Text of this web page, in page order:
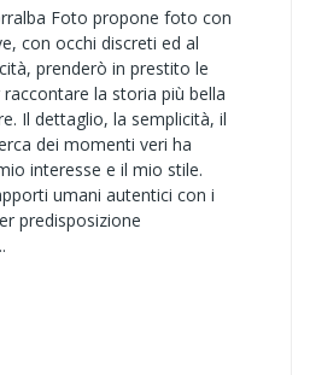
Foto propone foto con
con occhi discreti ed al
prenderò in prestito le
la storia più bella
Il dettaglio, la semplicità, il
dei momenti veri ha
interesse e il mio stile.
umani autentici con i
predisposizione